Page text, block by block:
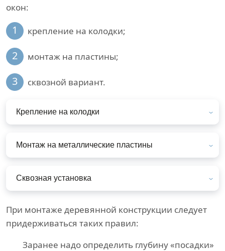
окон:
1 крепление на колодки;
2 монтаж на пластины;
3 сквозной вариант.
Крепление на колодки
Монтаж на металлические пластины
Сквозная установка
При монтаже деревянной конструкции следует
придерживаться таких правил:
Заранее надо определить глубину «посадки»